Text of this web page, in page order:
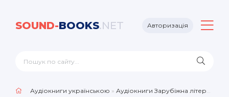
SOUND-BOOKS.NET Авторизація
Аудіокниги українською » Аудіокниги Зарубіжна література